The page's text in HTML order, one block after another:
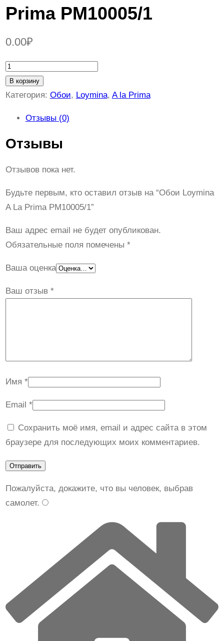
Prima PM10005/1
0.00₽
К
о
л
е
т
о
т
о
в
р
О
y
m
n
a
L
a
P
1
В корзину
Категория: Обои, Loymina, A la Prima
Отзывы (0)
Отзывы
Отзывов пока нет.
Будьте первым, кто оставил отзыв на “Обои Loymina
A La Prima PM10005/1”
Ваш адрес email не будет опубликован.
Обязательные поля помечены *
Ваша оценка
Ваш отзыв *
Имя *
Email *
Сохранить моё имя, email и адрес сайта в этом
браузере для последующих моих комментариев.
Пожалуйста, докажите, что вы человек, выбрав
самолет.